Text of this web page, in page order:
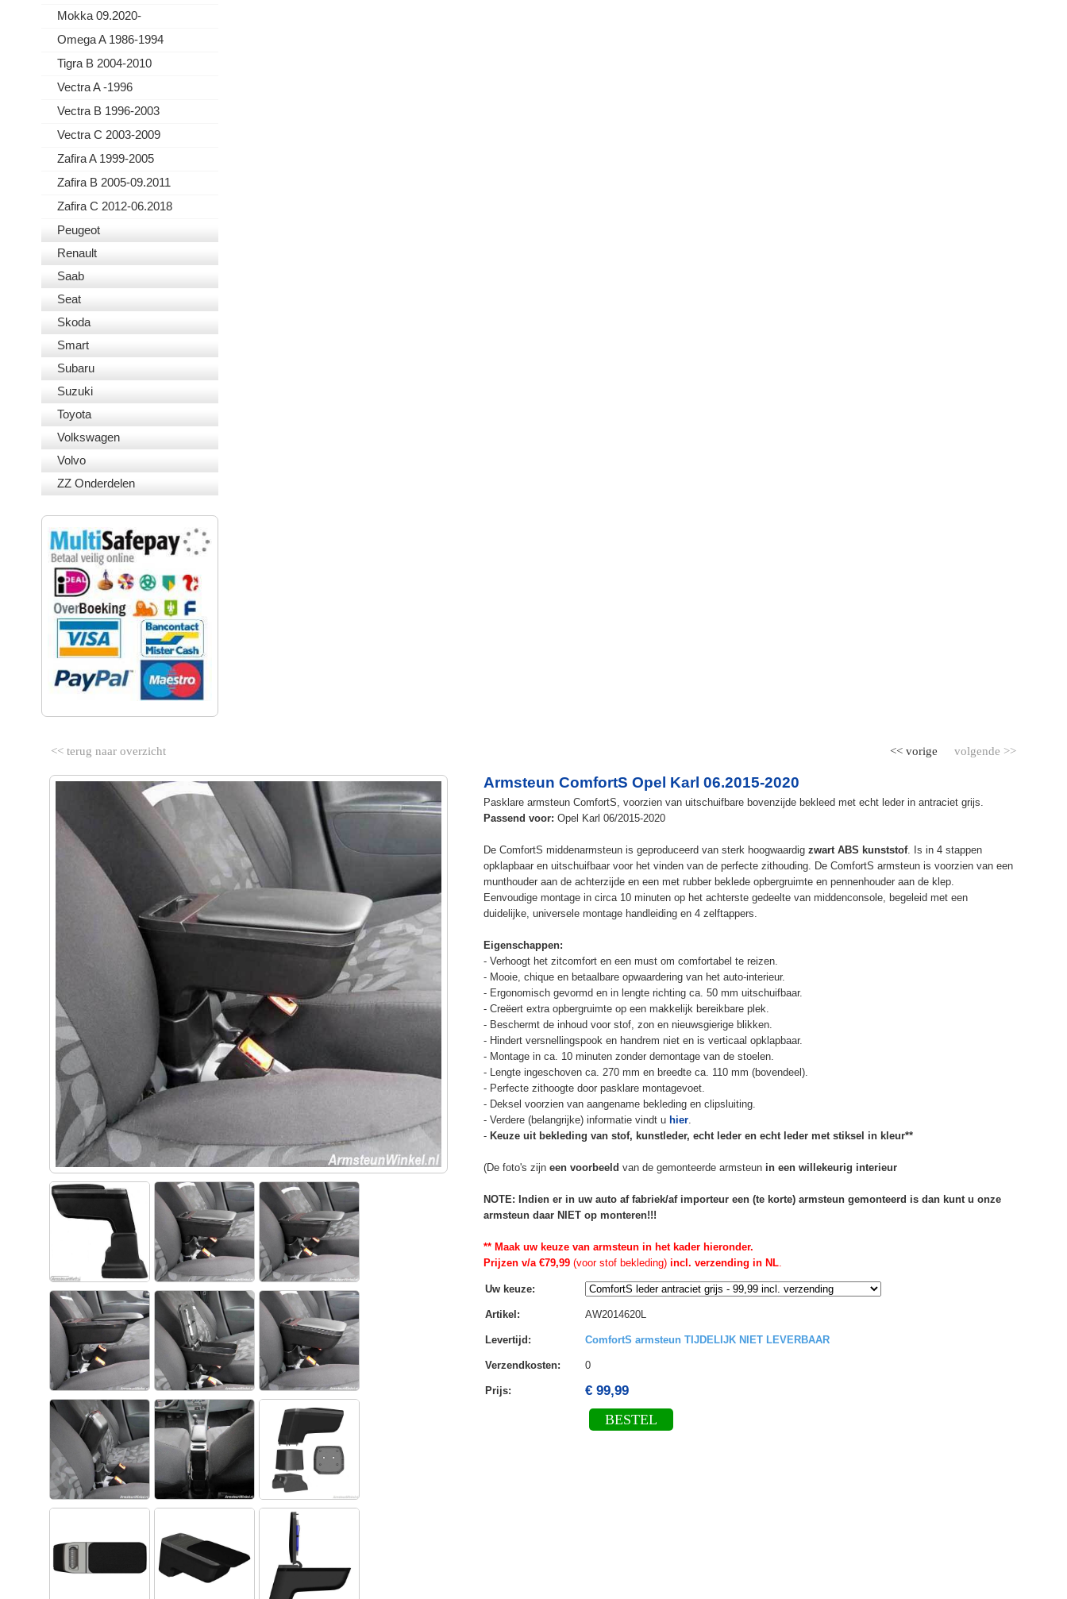
Mokka 09.2020-
Omega A 1986-1994
Tigra B 2004-2010
Vectra A -1996
Vectra B 1996-2003
Vectra C 2003-2009
Zafira A 1999-2005
Zafira B 2005-09.2011
Zafira C 2012-06.2018
Peugeot
Renault
Saab
Seat
Skoda
Smart
Subaru
Suzuki
Toyota
Volkswagen
Volvo
ZZ Onderdelen
<< terug naar overzicht volgende >>
<< vorige
Armsteun ComfortS Opel Karl 06.2015-2020
Pasklare armsteun ComfortS, voorzien van uitschuifbare bovenzijde bekleed met echt leder in antraciet grijs.
Passend voor: Opel Karl 06/2015-2020
De ComfortS middenarmsteun is geproduceerd van sterk hoogwaardig zwart ABS kunststof. Is in 4 stappen
opklapbaar en uitschuifbaar voor het vinden van de perfecte zithouding. De ComfortS armsteun is voorzien van een
munthouder aan de achterzijde en een met rubber beklede opbergruimte en pennenhouder aan de klep.
Eenvoudige montage in circa 10 minuten op het achterste gedeelte van middenconsole, begeleid met een
duidelijke, universele montage handleiding en 4 zelftappers.
Eigenschappen:
- Verhoogt het zitcomfort en een must om comfortabel te reizen.
- Mooie, chique en betaalbare opwaardering van het auto-interieur.
- Ergonomisch gevormd en in lengte richting ca. 50 mm uitschuifbaar.
- Creëert extra opbergruimte op een makkelijk bereikbare plek.
- Beschermt de inhoud voor stof, zon en nieuwsgierige blikken.
- Hindert versnellingspook en handrem niet en is verticaal opklapbaar.
- Montage in ca. 10 minuten zonder demontage van de stoelen.
- Lengte ingeschoven ca. 270 mm en breedte ca. 110 mm (bovendeel).
- Perfecte zithoogte door pasklare montagevoet.
- Deksel voorzien van aangename bekleding en clipsluiting.
- Verdere (belangrijke) informatie vindt u hier.
- Keuze uit bekleding van stof, kunstleder, echt leder en echt leder met stiksel in kleur**
(De foto's zijn een voorbeeld van de gemonteerde armsteun in een willekeurig interieur
NOTE: Indien er in uw auto af fabriek/af importeur een (te korte) armsteun gemonteerd is dan kunt u onze
armsteun daar NIET op monteren!!!
** Maak uw keuze van armsteun in het kader hieronder.
Prijzen v/a €79,99(voor stof bekleding)incl. verzending in NL.
Uw keuze:
Artikel : AW2014620L
Levertijd : ComfortS armsteun TIJDELIJK NIET LEVERBAAR
Verzendkosten: 0
Prijs: € 99,99
BESTEL